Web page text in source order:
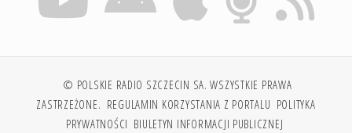
© POLSKIE RADIO SZCZECIN SA. WSZYSTKIE PRAWA
ZASTRZEŻONE. REGULAMIN KORZYSTANIA Z PORTALU POLITYKA
PRYWATNOŚCI BIULETYN INFORMACJI PUBLICZNEJ